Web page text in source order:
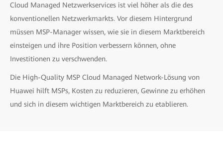
Cloud Managed Netzwerkservices ist viel höher als die des
konventionellen Netzwerkmarkts. Vor diesem Hintergrund
müssen MSP-Manager wissen, wie sie in diesem Marktbereich
einsteigen und ihre Position verbessern können, ohne
Investitionen zu verschwenden.
Die High-Quality MSP Cloud Managed Network-Lösung von
Huawei hilft MSPs, Kosten zu reduzieren, Gewinne zu erhöhen
und sich in diesem wichtigen Marktbereich zu etablieren.